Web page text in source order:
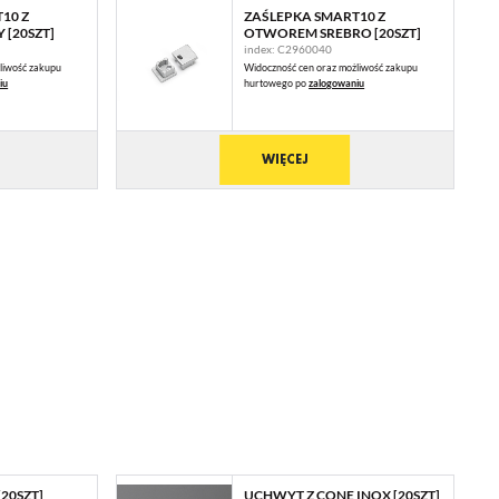
Z
[20SZT]
zakupu
ZAŚLEPKA SMART10 Z
OTWOREM SREBRO [20SZT]
index: C2960040
Widoczność cen oraz możliwość zakupu
hurtowego pozalogowaniu
WIĘCEJ
UCHWYT Z CONE INOX [20SZT]